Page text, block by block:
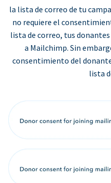
la lista de correo de tu
no requiere el
lista de correo, tus
a Mailchimp. Sin
consentimiento del
lista